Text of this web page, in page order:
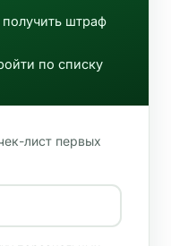
штраф
по списку
лист первых